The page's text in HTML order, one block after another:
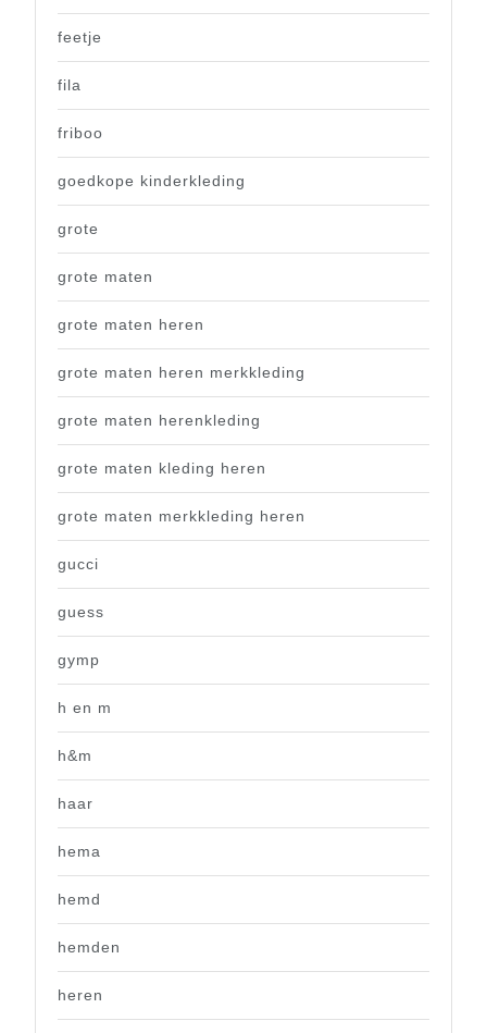
feetje
fila
friboo
goedkope kinderkleding
grote
grote maten
grote maten heren
grote maten heren merkkleding
grote maten herenkleding
grote maten kleding heren
grote maten merkkleding heren
gucci
guess
gymp
h en m
h&m
haar
hema
hemd
hemden
heren